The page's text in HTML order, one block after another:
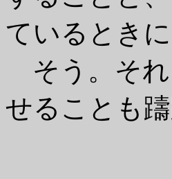
ているとき
そう。それ
せることも